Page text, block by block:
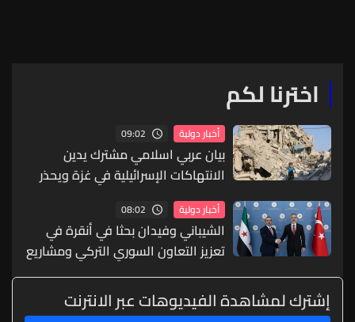
اخترنا لكم
أخبار دولية 09:02
بيان عربي اسلامي مشترك يدين
الانتهاكات الإسرائيلية في غزة ويحذر
من تقويض مسار السلام
أخبار دولية 08:02
الشيباني وفيدان بحثا في أنقرة في
تعزيز التعاون السوري التركي ومشاريع
الربط الإقليمي
إشترك لمشاهدة الفيديوهات عبر الانترنت